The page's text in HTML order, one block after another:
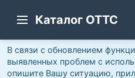
Каталог ОТТС
В связи с обновлением
выявленных проблем с
опишите Вашу ситуацию,